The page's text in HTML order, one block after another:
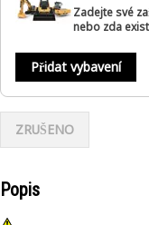
Zadejte své
nebo zda
Přidat vybavení
ZRUŠENO
Popis